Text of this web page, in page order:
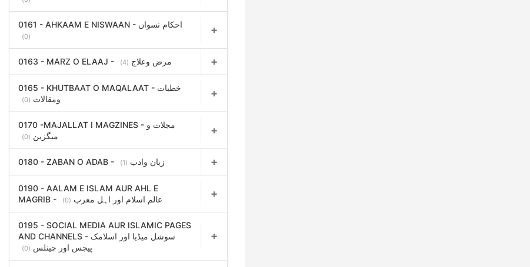
0161 - AHKAAM E NISWAAN - احکام نسواں
(0)
0163 - MARZ O ELAAJ - مرض وعلاج (4)
0165 - KHUTBAAT O MAQALAAT - خطبات
ومقالات (0)
0170 -MAJALLAT I MAGZINES - مجلات و
میگزین (0)
0180 - ZABAN O ADAB - زبان وادب (1)
0190 - AALAM E ISLAM AUR AHL E
MAGRIB - عالم اسلام اور اہل مغرب (0)
0195 - SOCIAL MEDIA AUR ISLAMIC PAGES
AND CHANNELS - سوشل میڈیا اور اسلامک
پیجس اور چینلس (0)